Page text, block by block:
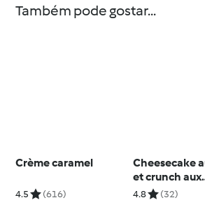
Também pode gostar...
Crème caramel
4.5 (616)
Cheesecake
et crunch aux
noisettes
4.8 (32)